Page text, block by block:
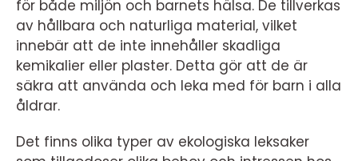
för både miljön och barnets hälsa. De tillverkas
av hållbara och naturliga material, vilket
innebär att de inte innehåller skadliga
kemikalier eller plaster. Detta gör att de är
säkra att använda och leka med för barn i alla
åldrar.
Det finns olika typer av ekologiska leksaker